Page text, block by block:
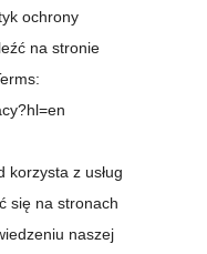
ochrony
na stronie
korzysta z usług
się na stronach
naszej